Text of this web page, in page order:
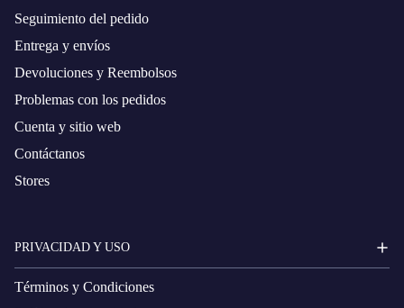
Seguimiento del pedido
Entrega y envíos
Devoluciones y Reembolsos
Problemas con los pedidos
Cuenta y sitio web
Contáctanos
Stores
PRIVACIDAD Y USO
Términos y Condiciones